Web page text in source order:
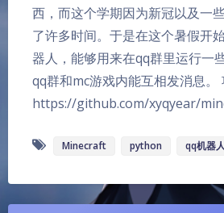
夜间模式
西，而这个学期因为新冠以及一
了许多时间。于是在这个暑假开
器人，能够用来在qq群里运行一
qq群和mc游戏内能互相发消息。
https://github.com/xyqyear/
Minecraft python qq机器人